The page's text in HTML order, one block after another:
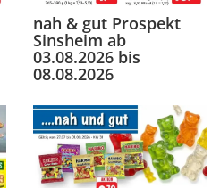
nah & gut Prospekt
Sinsheim ab
03.08.2026 bis
08.08.2026